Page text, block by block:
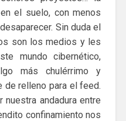
el suelo, con menos
Sin duda el
son los medios y les
mundo cibernético,
más chulérrimo y
de relleno para el feed.
nuestra andadura entre
confinamiento nos